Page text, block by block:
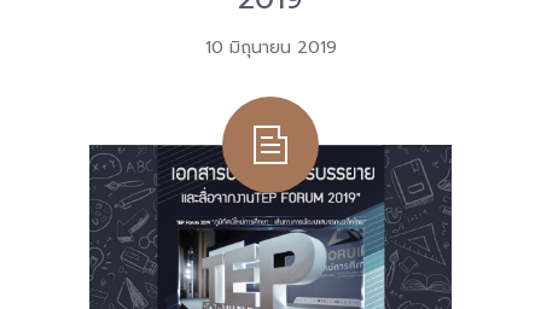
---- พ.ร.บ. และอนุบัญญัติ
---- พ.ร.ฎ. ขยายเวลาใช้บังคับ พ.ร.บ.พื้นที่นวัตกรรมการ
ศึกษา พ.ศ. 252 พ.ศ. 2569
---- รายงานการประเมินผลสัมฤทธิ์ พ.ร.บ.พื้นที่นวัตกรรม
การศึกษา พ.ศ. 2562
10 มิถุนายน 2019